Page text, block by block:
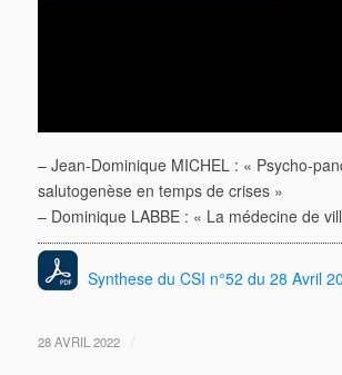
– Jean-Dominique MICHEL : « Psycho-
salutogenèse en temps de crises »
– Dominique LABBE : « La médecine de
Synthese du CSI n°52 du 28 Avril
28 AVRIL 2022 /